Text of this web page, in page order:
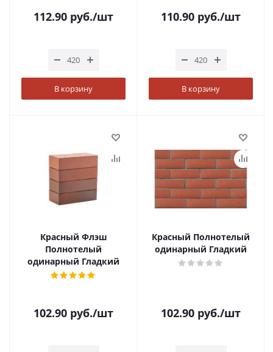
112.90 руб./шт
В корзину
110.90 руб./шт
В корзину
Красный Флэш
Полнотелый
одинарный Гладкий
102.90 руб./шт
Красный Полнотелый
одинарный Гладкий
102.90 руб./шт